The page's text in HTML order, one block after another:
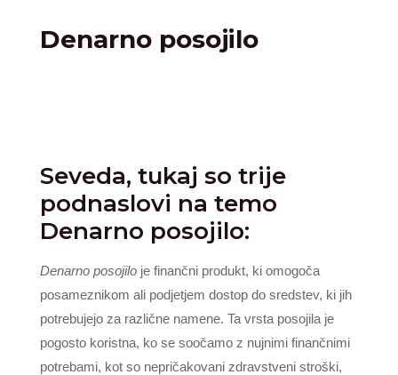
Denarno posojilo
Seveda, tukaj so trije
podnaslovi na temo
Denarno posojilo:
Denarno posojiloje finančni produkt, ki omogoča
posameznikom ali podjetjem dostop do sredstev, ki jih
potrebujejo za različne namene. Ta vrsta posojila je
pogosto koristna, ko se soočamo z nujnimi finančnimi
potrebami, kot so nepričakovani zdravstveni stroški,